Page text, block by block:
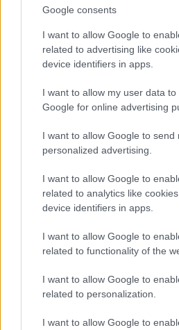
Google consents
I want to allow Google to
related to advertising like
device identifiers in apps.
I want to allow my user data
Google for online advertising
I want to allow Google to send
personalized advertising.
I want to allow Google to
related to analytics like
device identifiers in apps.
I want to allow Google to
related to functionality of the
I want to allow Google to
related to personalization.
I want to allow Google to